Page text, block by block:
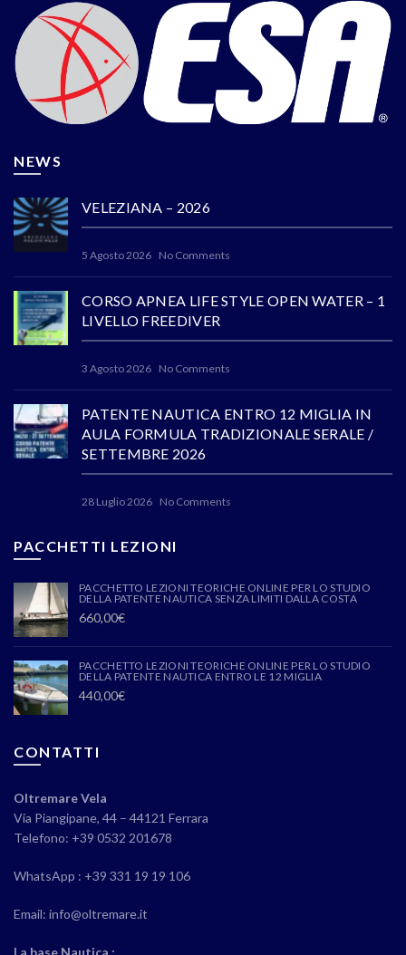
NEWS
VELEZIANA – 2026
5 Agosto 2026 No Comments
CORSO APNEA LIFE STYLE OPEN WATER – 1
LIVELLO FREEDIVER
3 Agosto 2026 No Comments
PATENTE NAUTICA ENTRO 12 MIGLIA IN
AULA FORMULA TRADIZIONALE SERALE /
SETTEMBRE 2026
28 Luglio 2026 No Comments
PACCHETTI LEZIONI
PACCHETTO LEZIONI TEORICHE ONLINE PER LO STUDIO
DELLA PATENTE NAUTICA SENZA LIMITI DALLA COSTA
660,00€
PACCHETTO LEZIONI TEORICHE ONLINE PER LO STUDIO
DELLA PATENTE NAUTICA ENTRO LE 12 MIGLIA
440,00€
CONTATTI
Oltremare Vela
Via Piangipane, 44 – 44121 Ferrara
Telefono: +39 0532 201678
WhatsApp : +39 331 19 19 106
Email: info@oltremare.it
La base Nautica :